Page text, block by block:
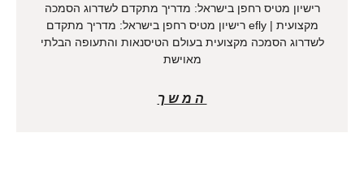
רישיון מטיס רחפן בישראל: מדריך מתקדם לשדרוג הסמכה
מקצועית | efly רישיון מטיס רחפן בישראל: מדריך מתקדם
לשדרוג הסמכה מקצועית בעולם הטיסנאות והתעופה הבלתי
מאוישת
המשך